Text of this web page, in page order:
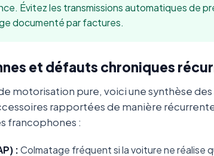
Évitez les transmissions automatiques de
documenté par factures.
et défauts chroniques
motorisation pure, voici une synthèse
rapportées de manière
francophones :
:Colmatage fréquent si la voiture ne réalise